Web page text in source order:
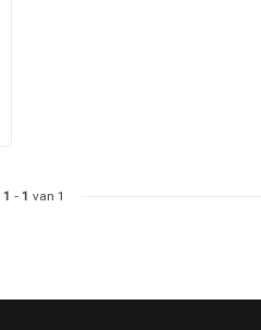
1 - 1 van 1